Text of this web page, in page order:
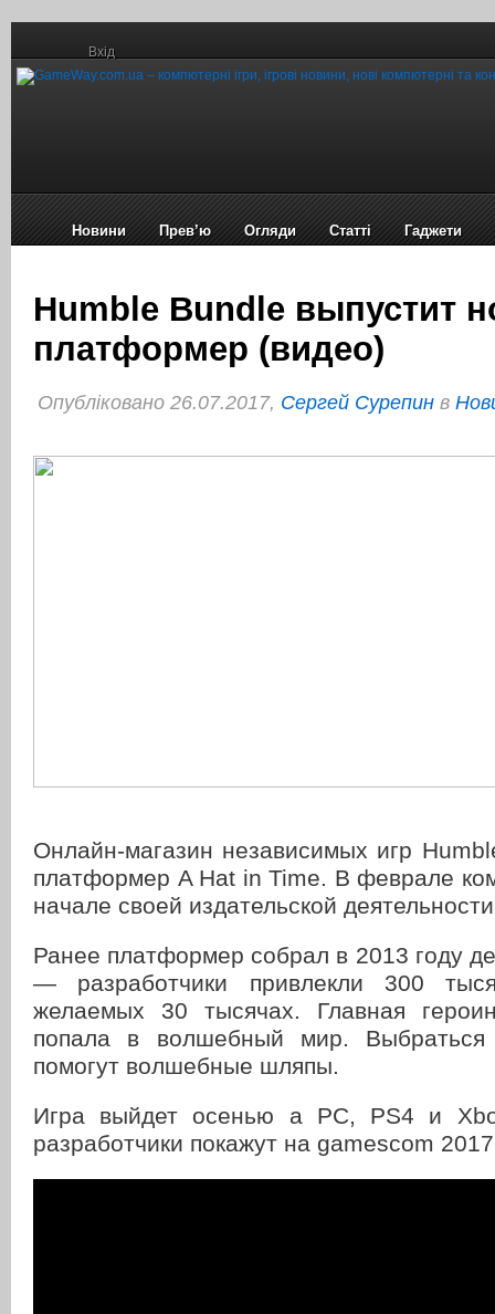
Вхід
Новини Прев’ю Огляди Статті Гаджети
Humble Bundle выпустит
платформер (видео)
Опубліковано 26.07.2017, Сергей Сурепин в
Онлайн-магазин независимых игр
платформер A Hat in Time. В феврале
начале своей издательской
Ранее платформер собрал в 2013 году
— разработчики привлекли 300
желаемых 30 тысячах. Главная
попала в волшебный мир. Выбраться
помогут волшебные шляпы.
Игра выйдет осенью а PC, PS4 и
разработчики покажут на gamescom